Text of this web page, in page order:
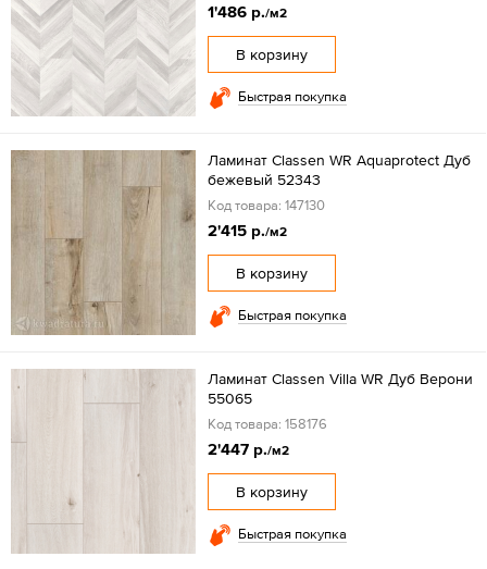
1'486 р./м2
В корзину
Быстрая покупка
Ламинат Classen WR Aquaprotect Дуб
бежевый 52343
Код товара: 147130
2'415 р./м2
В корзину
Быстрая покупка
Ламинат Classen Villa WR Дуб Верони
55065
Код товара: 158176
2'447 р./м2
В корзину
Быстрая покупка